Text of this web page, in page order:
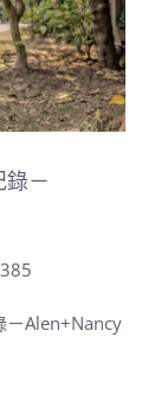
－
－Alen+Nancy